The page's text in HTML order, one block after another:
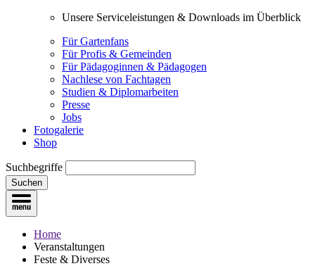
Unsere Serviceleistungen & Downloads im Überblick
Für Gartenfans
Für Profis & Gemeinden
Für Pädagoginnen & Pädagogen
Nachlese von Fachtagen
Studien & Diplomarbeiten
Presse
Jobs
Fotogalerie
Shop
Suchbegriffe
Suchen
Home
Veranstaltungen
Feste & Diverses